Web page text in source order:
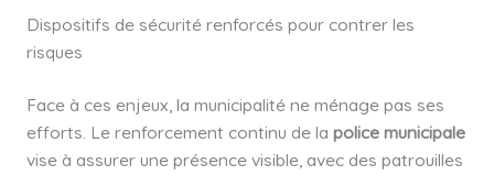
Dispositifs de sécurité renforcés pour contrer les
risques
Face à ces enjeux, la municipalité ne ménage pas ses
efforts. Le renforcement continu de la police municipale
vise à assurer une présence visible, avec des patrouilles